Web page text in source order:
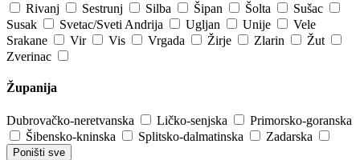
Rivanj
Sestrunj Silba Šipan Šolta
Sušac
Susak
Svetac/Sveti Andrija Ugljan Unije
Vele
Srakane
Vir Vis Vrgada Žirje Zlarin
Žut
Zverinac
Županija
Dubrovačko-neretvanska Ličko-senjska
Primorsko-goranska
Šibensko-kninska
Splitsko-dalmatinska Zadarska
Poništi sve